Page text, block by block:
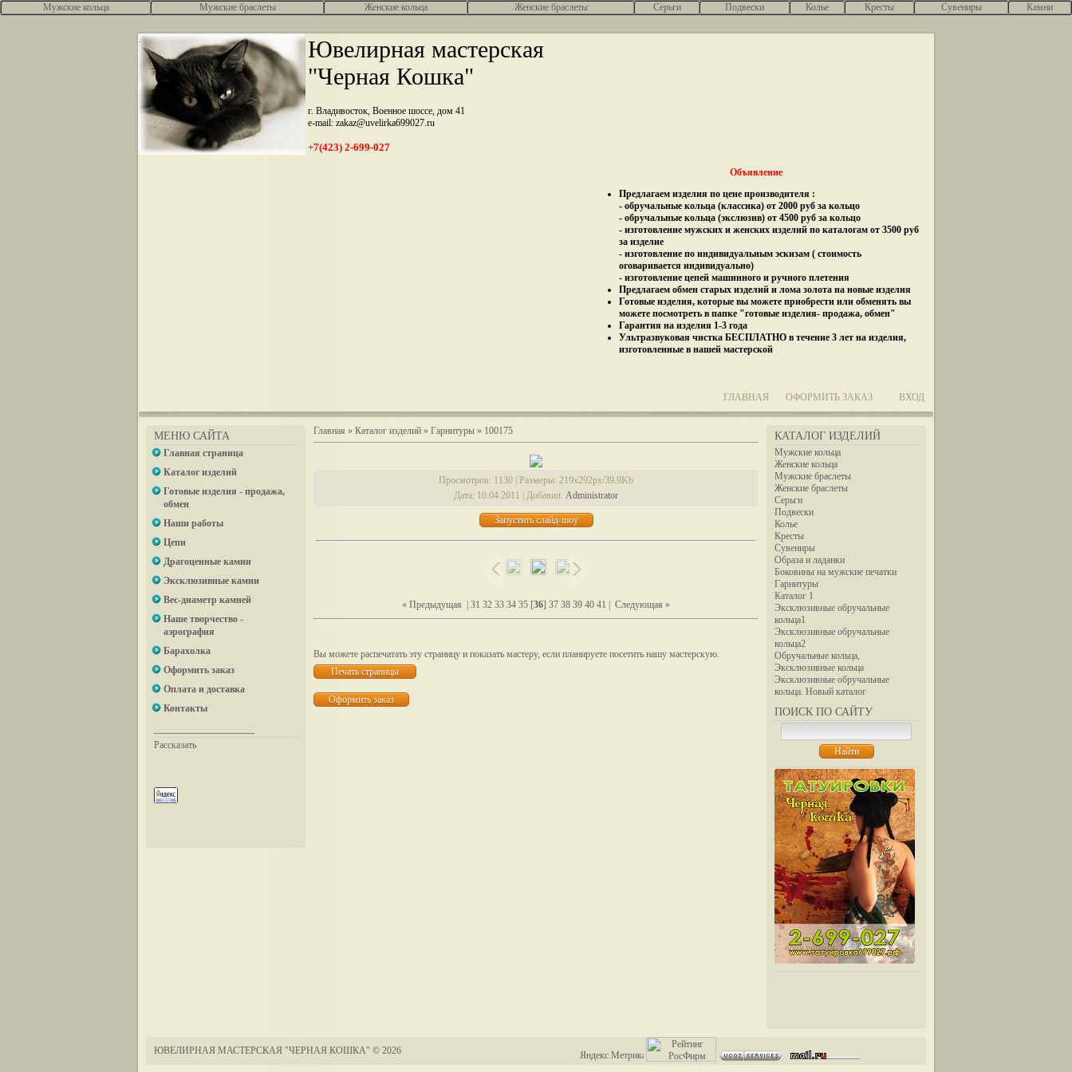
Мужские кольца Мужские браслеты Женcкие кольца Женские браслеты Серьги Подвески Колье Кресты Сувениры Камни
.
Ювелирная мастерская
"Черная Кошка"
г. Владивосток, Военное шоссе, дом 41
e-mail: zakaz@uvelirka699027.ru
+7(423) 2-699-027
Объявление
Предлагаем изделия по цене производителя :
- обручальные кольца (классика) от 2000 руб за кольцо
- обручальные кольца (экслюзив) от 4500 руб за кольцо
- изготовление мужских и женских изделий по каталогам от 3500 руб
за изделие
- изготовление по индивидуальным эскизам ( стоимость
оговаривается индивидуально)
- изготовление цепей машинного и ручного плетения
Предлагаем обмен старых изделий и лома золота на новые изделия
Готовые изделия, которые вы можете приобрести или обменять вы
можете посмотреть в папке "готовые изделия- продажа, обмен"
Гарантия на изделия 1-3 года
Ультразвуковая чистка БЕСПЛАТНО в течение 3 лет на изделия,
изготовленные в нашей мастерской
ГЛАВНАЯ ОФОРМИТЬ ЗАКАЗ ВХОД
МЕНЮ САЙТА
Главная страница
Каталог изделий
Готовые изделия - продажа,
обмен
Наши работы
Цепи
Драгоценные камни
Эксклюзивные камни
Вес-диаметр камней
Наше творчество -
аэрография
Барахолка
Оформить заказ
Оплата и доставка
Контакты
Рассказать
КАТАЛОГ ИЗДЕЛИЙ
Мужские кольца
Женские кольца
Мужские браслеты
Женские браслеты
Серьги
Подвески
Колье
Кресты
Сувениры
Образа и ладанки
Боковины на мужские печатки
Гарнитуры
Каталог 1
Эксклюзивные обручальные
кольца1
Эксклюзивные обручальные
кольца2
Обручальные кольца,
Эксклюзивные кольца
Эксклюзивные обручальные
кольца. Новый каталог
ПОИСК ПО САЙТУ
Главная » Каталог изделий » Гарнитуры » 100175
Просмотров: 1130 | Размеры: 219x292px/39.9Kb
Дата: 10.04.2011 | Добавил: Administrator
« Предыдущая 31 32 33 34 35 [36] 37 38 39 40 41 Следующая »
Вы можете распечатать эту страницу и показать мастеру, если планируете посетить нашу мастерскую.
ЮВЕЛИРНАЯ МАСТЕРСКАЯ "ЧЕРНАЯ КОШКА" © 2026